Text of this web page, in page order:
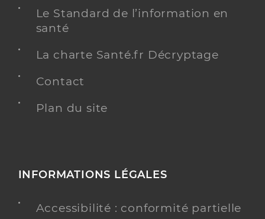
Le Standard de l’information en
santé
La charte Santé.fr Décryptage
Contact
Plan du site
INFORMATIONS LÉGALES
Accessibilité : conformité partielle